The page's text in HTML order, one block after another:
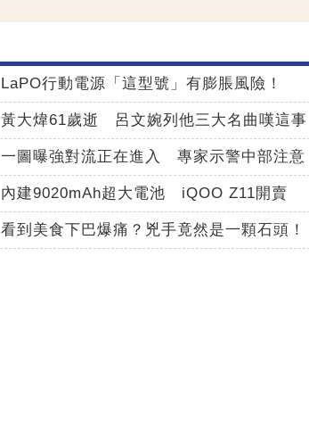
LaPO行動電源「這型號」有膨脹風險！
黃大煒61歲逝 呂文婉列他三大名曲嘆這事
一圖曝強對流正在進入 專家示警中部注意
內建9020mAh超大電池 iQOO Z11開賣
看到美食下巴爆痛？兇手竟然是一顆石頭！